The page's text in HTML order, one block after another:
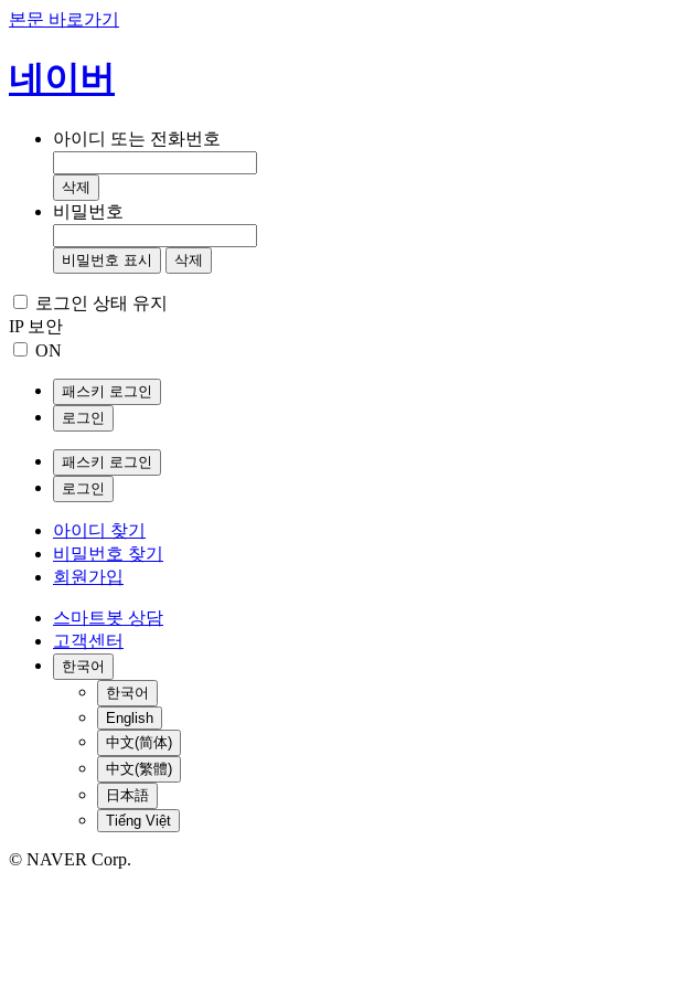
본문 바로가기
네이버
아이디 또는 전화번호
삭제
비밀번호
비밀번호 표시 삭제
로그인 상태 유지
IP 보안
ON
패스키 로그인
로그인
패스키 로그인
로그인
아이디 찾기
비밀번호 찾기
회원가입
스마트봇 상담
고객센터
한국어
한국어
English
中文(简体)
中文(繁體)
日本語
Tiếng Việt
© NAVER Corp.